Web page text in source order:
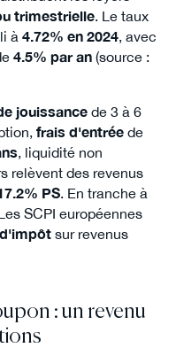
trimestrielle. Le taux
à 4.72% en 2024, avec
4.5% par an(source :
jouissancede 3 à 6
frais d'entréede
, liquidité non
relèvent des revenus
PS. En tranche à
SCPI européennes
sur revenus
: un revenu